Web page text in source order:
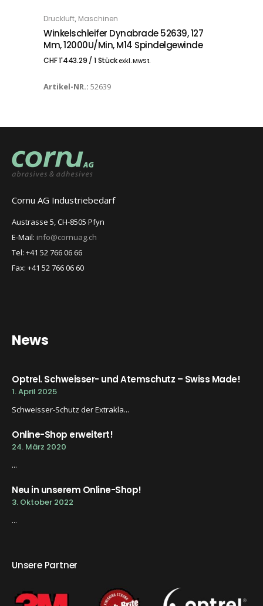
IN DEN WARENKORB
Druckluft, Maschinen
Winkelschleifer Dynabrade 52639, 127
Mm, 12000U/min, M14 Spindelgewinde
CHF1'443.29 / 1 Stückexkl. MwSt.
Artikel-NR.: 52639
Cornu AG Industriebedarf
Austrasse 5, CH-8505 Pfyn
E-Mail: info@cornuag.ch
Tel: +41 52 766 06 66
Fax: +41 52 766 06 60
News
Optrel. Schweisser- und Atemschutz – Swiss Made!
1. April 2025
Schweisser-Schutz der Extrakla...
Online-Shop erweitert!
24. März 2020
...
Neu in unserem Online-Shop!
3. Oktober 2022
...
Unsere Partner